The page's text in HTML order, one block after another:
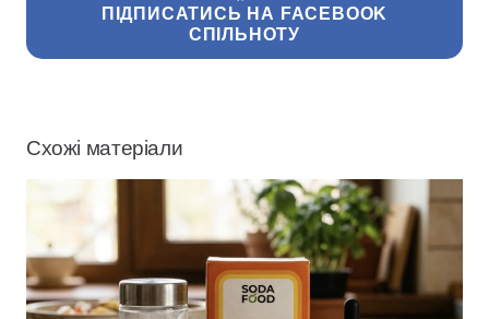
ПІДПИСАТИСЬ НА FACEBOOK
СПІЛЬНОТУ
Схожі матеріали